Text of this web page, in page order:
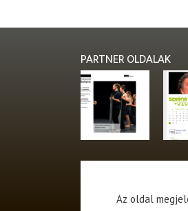
PARTNER OLDALAK
Az oldal